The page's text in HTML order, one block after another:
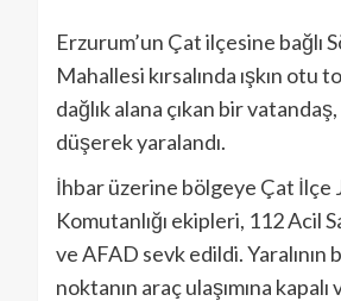
Erzurum’un Çat ilçesine bağlı
Mahallesi kırsalında ışkın otu
dağlık alana çıkan bir
düşerek yaralandı.
İhbar üzerine bölgeye Çat İlçe
Komutanlığı ekipleri, 112 Acil
ve AFAD sevk edildi. Yaralının
noktanın araç ulaşımına kapalı